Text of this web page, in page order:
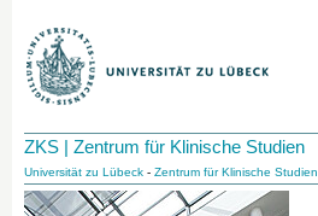
ZKS | Zentrum für Klinische Studien
Universität zu Lübeck - Zentrum für Klinische Studien